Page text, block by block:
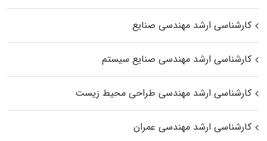
کارشناسی ارشد مهندسی صنایع
کارشناسی ارشد مهندسی صنایع سیستم
کارشناسی ارشد مهندسی طراحی محیط زیست
کارشناسی ارشد مهندسی عمران